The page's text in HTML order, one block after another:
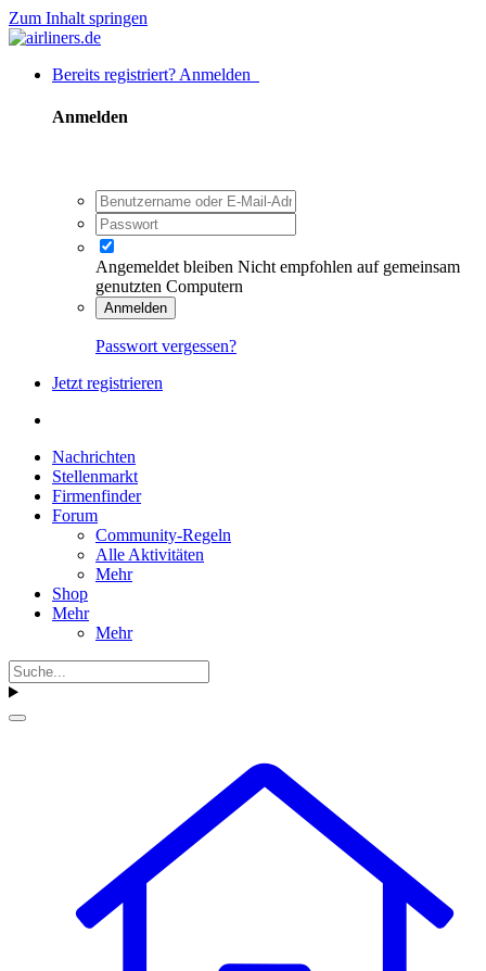
Zum Inhalt springen
Bereits registriert? Anmelden
Anmelden
Angemeldet bleiben Nicht empfohlen auf gemeinsam
genutzten Computern
Anmelden
Passwort vergessen?
Jetzt registrieren
Nachrichten
Stellenmarkt
Firmenfinder
Forum
Community-Regeln
Alle Aktivitäten
Mehr
Shop
Mehr
Mehr